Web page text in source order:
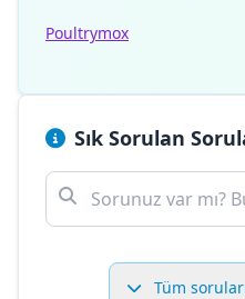
Poultrymox
Sık Sorulan
Tüm